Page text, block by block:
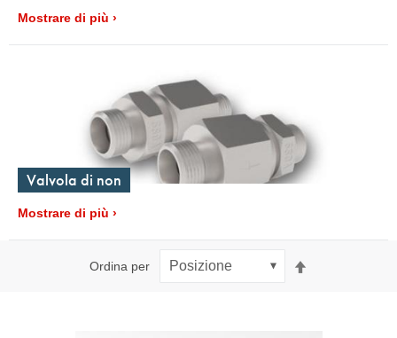
Mostrare di più
Valvola di non
Mostrare di più
Ordina per